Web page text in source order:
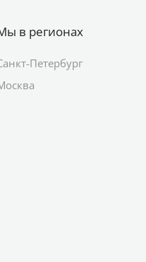
в регионах
Петербург